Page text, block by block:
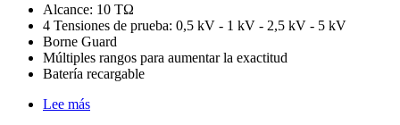
kV
Alcance: 10 TΩ
4 Tensiones de prueba: 0,5 kV - 1 kV - 2,5 kV - 5 kV
Borne Guard
Múltiples rangos para aumentar la exactitud
Batería recargable
Lee más